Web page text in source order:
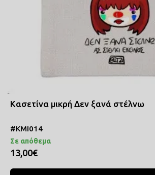
Κασετίνα μικρή Δεν ξανά στέλνω
#ΚΜΙ014
Σε απόθεμα
13,00€